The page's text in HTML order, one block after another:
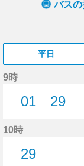
バスの
平日
9時
01
29
10時
29